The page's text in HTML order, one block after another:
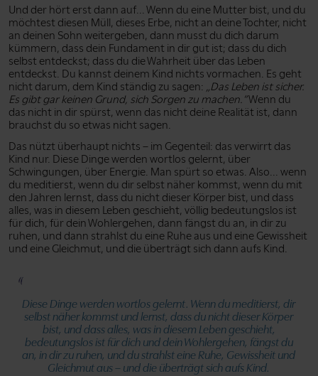
Und der hört erst dann auf... Wenn du eine Mutter bist, und du
möchtest diesen Müll, dieses Erbe, nicht an deine Tochter, nicht
an deinen Sohn weitergeben, dann musst du dich darum
kümmern, dass dein Fundament in dir gut ist; dass du dich
selbst entdeckst; dass du die Wahrheit über das Leben
entdeckst. Du kannst deinem Kind nichts vormachen. Es geht
nicht darum, dem Kind ständig zu sagen: „Das Leben ist sicher.
Es gibt gar keinen Grund, sich Sorgen zu machen.”Wenn du
das nicht in dir spürst, wenn das nicht deine Realität ist, dann
brauchst du so etwas nicht sagen.
Das nützt überhaupt nichts – im Gegenteil: das verwirrt das
Kind nur. Diese Dinge werden wortlos gelernt, über
Schwingungen, über Energie. Man spürt so etwas. Also... wenn
du meditierst, wenn du dir selbst näher kommst, wenn du mit
den Jahren lernst, dass du nicht dieser Körper bist, und dass
alles, was in diesem Leben geschieht, völlig bedeutungslos ist
für dich, für dein Wohlergehen, dann fängst du an, in dir zu
ruhen, und dann strahlst du eine Ruhe aus und eine Gewissheit
und eine Gleichmut, und die überträgt sich dann aufs Kind.
Diese Dinge werden wortlos gelernt. Wenn du meditierst, dir
selbst näher kommst und lernst, dass du nicht dieser Körper
bist, und dass alles, was in diesem Leben geschieht,
bedeutungslos ist für dich und dein Wohlergehen, fängst du
an, in dir zu ruhen, und du strahlst eine Ruhe, Gewissheit und
Gleichmut aus – und die überträgt sich aufs Kind.